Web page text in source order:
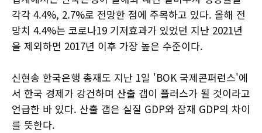
각각 4.4%, 2.7%로 전망한 점에 주목하고 있다. 올해 전
망치 4.4%는 코로나19 기저효과가 있었던 지난 2021년
을 제외하면 2017년 이후 가장 높은 수준이다.
신현송 한국은행 총재도 지난 1일 'BOK 국제콘퍼런스'에
서 한국 경제가 강건하며 산출 갭이 플러스가 될 것이라고
언급한 바 있다. 산출 갭은 실질 GDP와 잠재 GDP의 차이
를 뜻한다.